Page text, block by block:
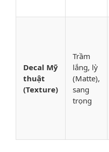
Decal Mỹ
thuật
(Texture)
Trầm
lắng, lỳ
(Matte),
sang
trọng